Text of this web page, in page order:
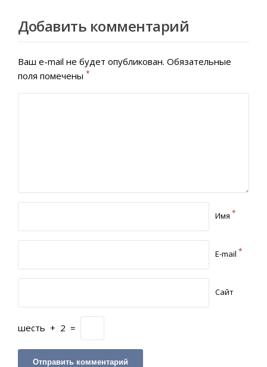
Добавить комментарий
Ваш e-mail не будет опубликован. Обязательные
поля помечены *
Имя *
E-mail *
Сайт
шесть + 2 =